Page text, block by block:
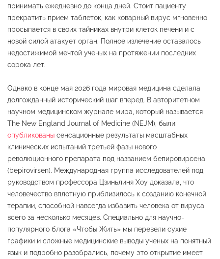
принимать ежедневно до конца дней. Стоит пациенту
прекратить прием таблеток, как коварный вирус мгновенно
просыпается в своих тайниках внутри клеток печени и с
новой силой атакует орган. Полное излечение оставалось
недостижимой мечтой ученых на протяжении последних
сорока лет.
Однако в конце мая 2026 года мировая медицина сделала
долгожданный исторический шаг вперед. В авторитетном
научном медицинском журнале мира, который называется
The New England Journal of Medicine (NEJM), были
опубликованы сенсационные результаты масштабных
клинических испытаний третьей фазы нового
революционного препарата под названием бепировирсена
(bepirovirsen). Международная группа исследователей под
руководством профессора Цзиньлиня Хоу доказала, что
человечество вплотную приблизилось к созданию конечной
терапии, способной навсегда избавить человека от вируса
всего за несколько месяцев. Специально для научно-
популярного блога «Чтобы Жить» мы перевели сухие
графики и сложные медицинские выводы ученых на понятный
язык и подробно разобрались, почему это открытие имеет